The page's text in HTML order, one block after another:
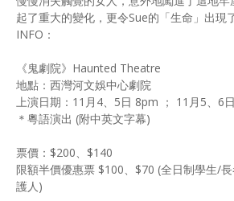
起了重大的變化，更令Sue的「生命」出現
INFO：
《鬼劇院》Haunted Theatre
地點：西灣河文娛中心劇院
上演日期：11月4、5日 8pm ； 11月5、6
＊粵語演出 (附中英文字幕)
票價：$200、$140
限額半價優惠票 $100、$70 (全日制學生/
護人)